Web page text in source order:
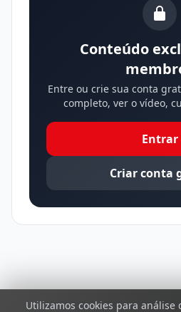
Conteúdo
Entre ou crie sua conta
completo, ver o vídeo,
Entrar
Criar conta
Utilizamos cookies para análise